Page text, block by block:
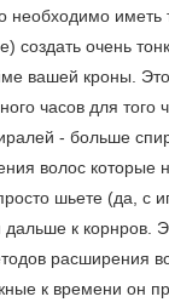
необходимо
создать очень
вашей кроны.
часов для того
- больше
волос которые
шьете (да, с
дальше к
расширения
к времени он